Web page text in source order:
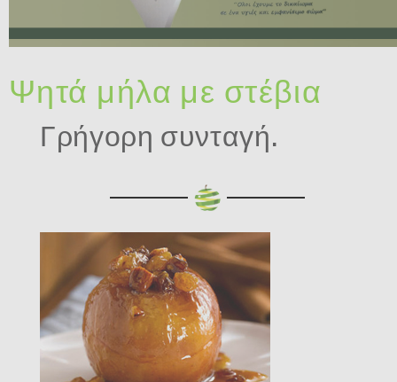
Ψητά μήλα με στέβια
Γρήγορη συνταγή.